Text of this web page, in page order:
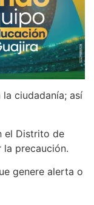
ciudadanía; así
el Distrito de
la precaución.
genere alerta o